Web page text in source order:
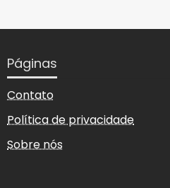
Páginas
Contato
Política de privacidade
Sobre nós